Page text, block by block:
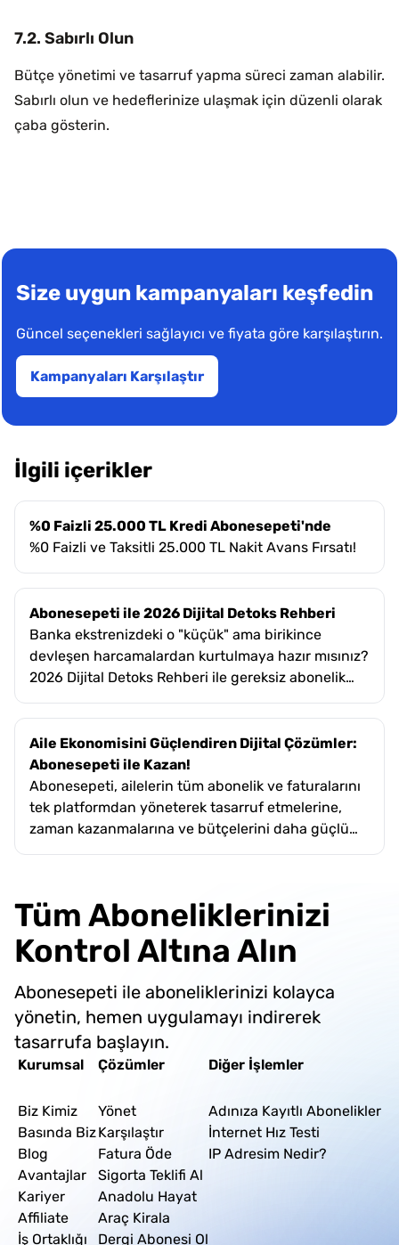
7.2. Sabırlı Olun
Bütçe yönetimi ve tasarruf yapma süreci zaman alabilir.
Sabırlı olun ve hedeflerinize ulaşmak için düzenli olarak
çaba gösterin.
Size uygun kampanyaları keşfedin
Güncel seçenekleri sağlayıcı ve fiyata göre karşılaştırın.
Kampanyaları Karşılaştır
İlgili içerikler
%0 Faizli 25.000 TL Kredi Abonesepeti'nde
%0 Faizli ve Taksitli 25.000 TL Nakit Avans Fırsatı!
Abonesepeti ile 2026 Dijital Detoks Rehberi
Banka ekstrenizdeki o "küçük" ama birikince
devleşen harcamalardan kurtulmaya hazır mısınız?
2026 Dijital Detoks Rehberi ile gereksiz abonelik
tam zamanı.
Aile Ekonomisini Güçlendiren Dijital Çözümler:
Abonesepeti ile Kazan!
Abonesepeti, ailelerin tüm abonelik ve faturalarını
tek platformdan yöneterek tasarruf etmelerine,
zaman kazanmalarına ve bütçelerini daha güçlü
Tüm Aboneliklerinizi
Kontrol Altına Alın
Abonesepeti ile aboneliklerinizi kolayca
yönetin, hemen uygulamayı indirerek
tasarrufa başlayın.
Kurumsal
Biz Kimiz
Basında Biz
Blog
Avantajlar
Kariyer
Affiliate
İş Ortaklığı
Çözümler
Yönet
Karşılaştır
Fatura Öde
Sigorta Teklifi Al
Anadolu Hayat
Araç Kirala
Dergi Abonesi Ol
Diğer İşlemler
Adınıza Kayıtlı Abonelikler
İnternet Hız Testi
IP Adresim Nedir?